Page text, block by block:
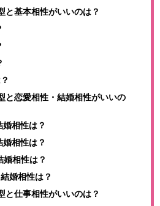
と基本相性がいいのは？
と恋愛相性・結婚相性がいいの
相性は？
相性は？
婚相性は？
婚相性は？
と仕事相性がいいのは？